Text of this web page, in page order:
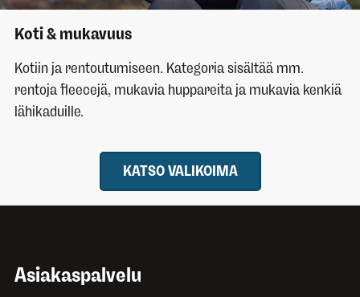
Koti & mukavuus
Kotiin ja rentoutumiseen. Kategoria sisältää mm.
rentoja fleecejä, mukavia huppareita ja mukavia kenkiä
lähikaduille.
KATSO VALIKOIMA
Asiakaspalvelu